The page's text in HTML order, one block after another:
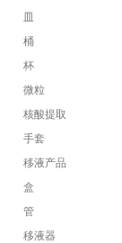
皿
桶
杯
微粒
核酸提取
手套
移液产品
盒
管
移液器